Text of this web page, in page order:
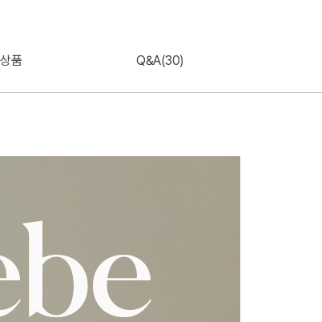
품 Q&A(30)